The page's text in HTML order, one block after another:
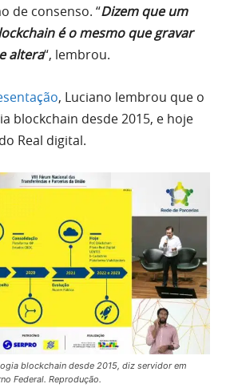
de consenso. “Dizem que um
é o mesmo que gravar
altera“, lembrou.
, Luciano lembrou que o
blockchain desde 2015, e hoje
Real digital.
blockchain desde 2015, diz servidor em
Federal. Reprodução.